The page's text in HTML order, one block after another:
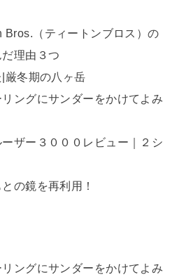
Bros.（ティートンブロス）の
理由３つ
厳冬期の八ヶ岳
ングにサンダーをかけてよみ
ザー３０００レビュー｜２シ
の鏡を再利用！
ングにサンダーをかけてよみ